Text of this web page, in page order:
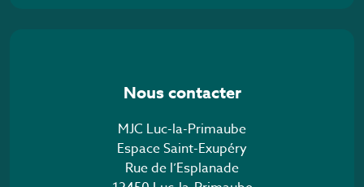
Nous contacter
MJC Luc-la-Primaube
Espace Saint-Exupéry
Rue de l’Esplanade